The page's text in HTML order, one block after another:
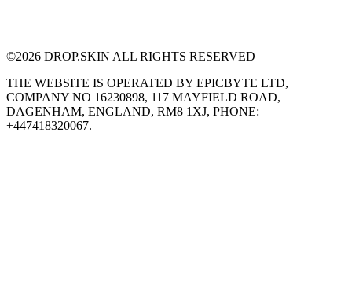
©2026 DROP.SKIN ALL RIGHTS RESERVED
THE WEBSITE IS OPERATED BY EPICBYTE LTD,
COMPANY NO 16230898, 117 MAYFIELD ROAD,
DAGENHAM, ENGLAND, RM8 1XJ, PHONE:
+447418320067.